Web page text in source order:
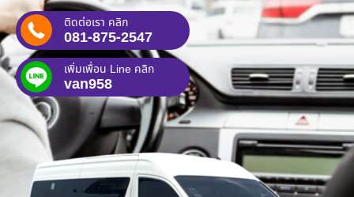
ติดต่อเรา คลิก
081-875-2547
เพิ่มเพื่อน Line คลิก
van958